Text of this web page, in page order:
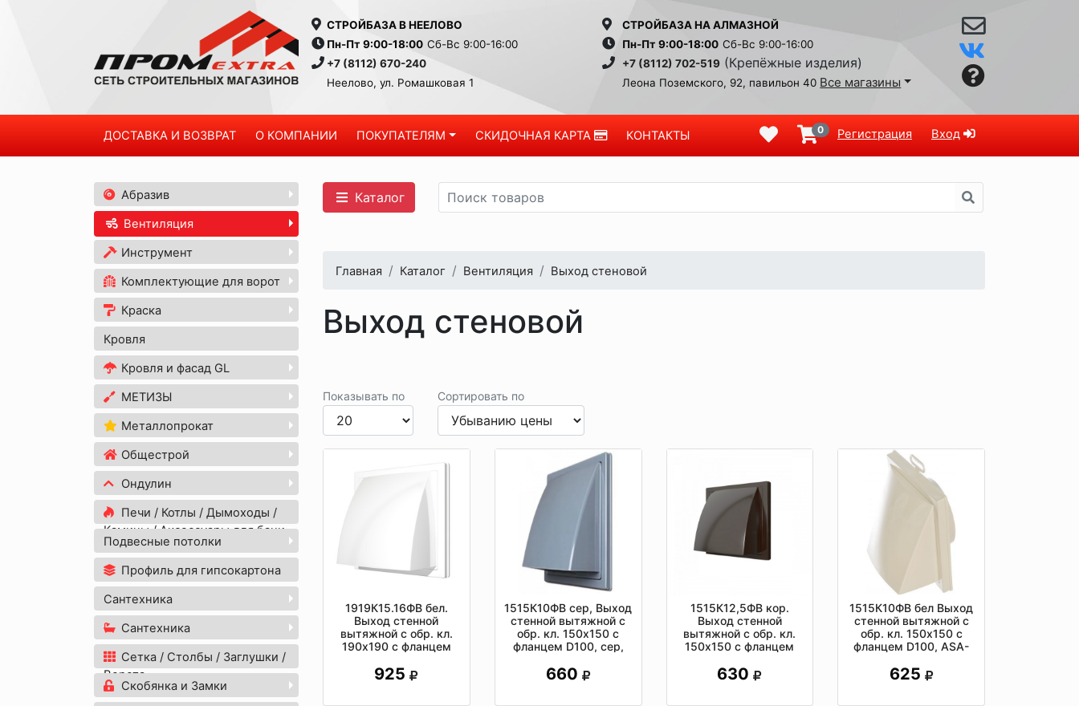
СТРОЙБАЗА В НЕЕЛОВО
Пн-Пт 9:00-18:00 Сб-Вс 9:00-16:00
+7 (8112) 670-240
Неелово, ул. Ромашковая 1
СТРОЙБАЗА НА АЛМАЗНОЙ
Пн-Пт 9:00-18:00 Сб-Вс 9:00-16:00
+7 (8112) 702-519 (Крепёжные изделия)
Леона Поземского, 92, павильон 40 Все магазины
ДОСТАВКА И ВОЗВРАТ О КОМПАНИИ ПОКУПАТЕЛЯМ СКИДОЧНАЯ КАРТА КОНТАКТЫ 0 Регистрация Вход
Абразив
Вентиляция
Инструмент
Комплектующие для ворот
Краска
Кровля
Кровля и фасад GL
МЕТИЗЫ
Металлопрокат
Общестрой
Ондулин
Печи / Котлы / Дымоходы /
Камины / Аксессуары для бани
Подвесные потолки
Профиль для гипсокартона
Сантехника
Сантехника
Сетка / Столбы / Заглушки /
Ворота
Скобянка и Замки
Каталог
Главная Каталог Вентиляция Выход стеновой
Выход стеновой
Показывать по Сортировать по
1919К15.16ФВ бел.
Выход стенной
вытяжной с обр. кл.
190х190 с фланцем
925
1515К10ФВ сер, Выход
стенной вытяжной с
обр. кл. 150х150 с
фланцем D100, сер,
660
1515К12,5ФВ кор.
Выход стенной
вытяжной с обр. кл.
150х150 с фланцем
630
1515К10ФВ бел Выход
стенной вытяжной с
обр. кл. 150х150 с
фланцем D100, ASA-
625